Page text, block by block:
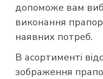
допоможе вам
виконання
наявних потреб.
В асортименті
зображення